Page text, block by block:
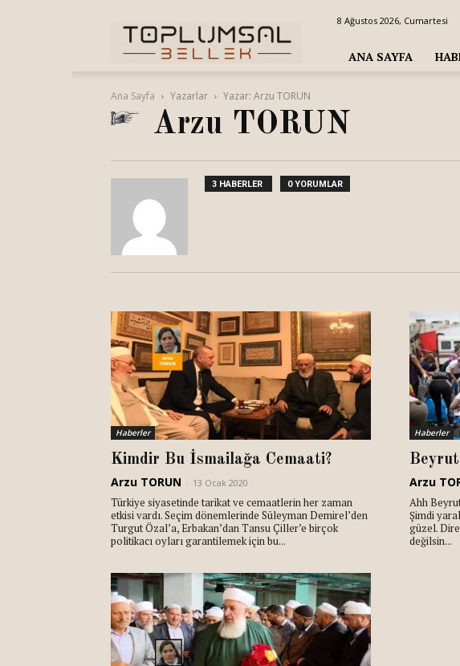
Bellek
8 Ağustos 2026, Cumartesi
ANA SAYFA
Ana Sayfa Yazarlar Yazar: Arzu TORUN
Arzu TORUN
3 HABERLER 0 YORUMLAR
Haberler
Kimdir Bu İsmailağa Cemaati?
Arzu TORUN 13 Ocak 2020
Türkiye siyasetinde tarikat ve cemaatlerin her zaman
etkisi vardı. Seçim dönemlerinde Süleyman Demirel’den
Turgut Özal’a, Erbakan’dan Tansu Çiller’e birçok
politikacı oyları garantilemek için bu...
Haberler
Arzu
Ahh
Şimdi
güzel.
değilsin...